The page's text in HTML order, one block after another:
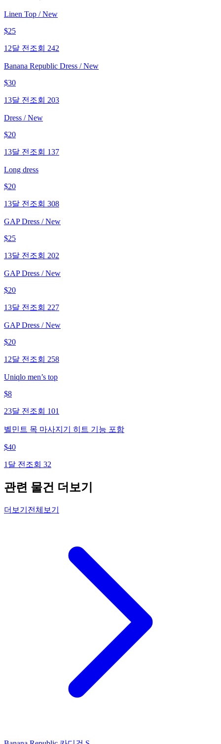
Linen Top / New
$25
12달 전 조회 242
Banana Republic Dress / New
$30
13달 전 조회 203
Dress / New
$20
13달 전 조회 137
Long dress
$20
13달 전 조회 308
GAP Dress / New
$25
13달 전 조회 202
GAP Dress / New
$20
13달 전 조회 227
GAP Dress / New
$20
12달 전 조회 258
Uniqlo men’s top
$8
23달 전 조회 101
벨민트 목 마사지기 히트 기능 포함
$40
1달 전 조회 32
관련 물건 더보기
더보기 전체보기